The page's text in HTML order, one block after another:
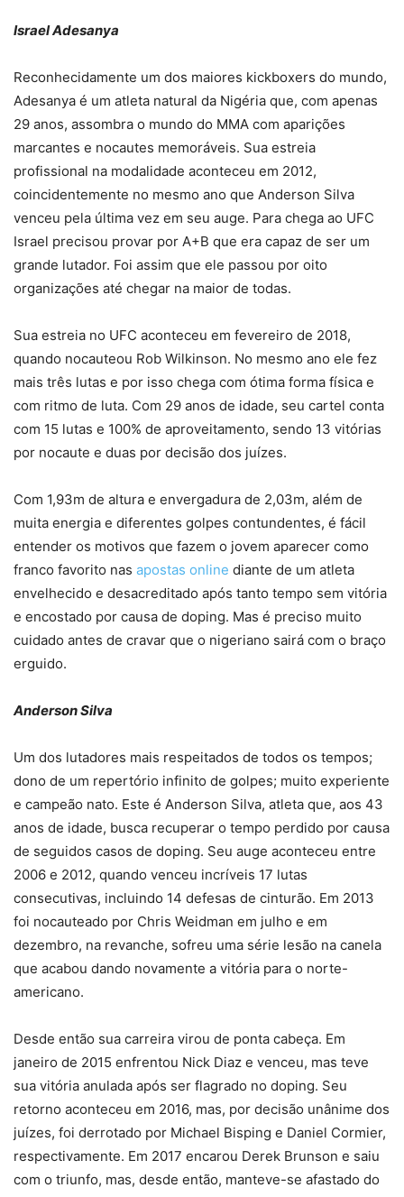
Israel Adesanya
Reconhecidamente um dos maiores kickboxers do mundo,
Adesanya é um atleta natural da Nigéria que, com apenas
29 anos, assombra o mundo do MMA com aparições
marcantes e nocautes memoráveis. Sua estreia
profissional na modalidade aconteceu em 2012,
coincidentemente no mesmo ano que Anderson Silva
venceu pela última vez em seu auge. Para chega ao UFC
Israel precisou provar por A+B que era capaz de ser um
grande lutador. Foi assim que ele passou por oito
organizações até chegar na maior de todas.
Sua estreia no UFC aconteceu em fevereiro de 2018,
quando nocauteou Rob Wilkinson. No mesmo ano ele fez
mais três lutas e por isso chega com ótima forma física e
com ritmo de luta. Com 29 anos de idade, seu cartel conta
com 15 lutas e 100% de aproveitamento, sendo 13 vitórias
por nocaute e duas por decisão dos juízes.
Com 1,93m de altura e envergadura de 2,03m, além de
muita energia e diferentes golpes contundentes, é fácil
entender os motivos que fazem o jovem aparecer como
franco favorito nas apostas online diante de um atleta
envelhecido e desacreditado após tanto tempo sem vitória
e encostado por causa de doping. Mas é preciso muito
cuidado antes de cravar que o nigeriano sairá com o braço
erguido.
Anderson Silva
Um dos lutadores mais respeitados de todos os tempos;
dono de um repertório infinito de golpes; muito experiente
e campeão nato. Este é Anderson Silva, atleta que, aos 43
anos de idade, busca recuperar o tempo perdido por causa
de seguidos casos de doping. Seu auge aconteceu entre
2006 e 2012, quando venceu incríveis 17 lutas
consecutivas, incluindo 14 defesas de cinturão. Em 2013
foi nocauteado por Chris Weidman em julho e em
dezembro, na revanche, sofreu uma série lesão na canela
que acabou dando novamente a vitória para o norte-
americano.
Desde então sua carreira virou de ponta cabeça. Em
janeiro de 2015 enfrentou Nick Diaz e venceu, mas teve
sua vitória anulada após ser flagrado no doping. Seu
retorno aconteceu em 2016, mas, por decisão unânime dos
juízes, foi derrotado por Michael Bisping e Daniel Cormier,
respectivamente. Em 2017 encarou Derek Brunson e saiu
com o triunfo, mas, desde então, manteve-se afastado do